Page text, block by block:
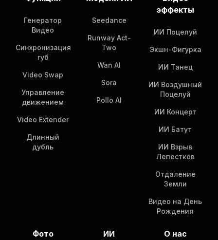
Генератор
Видео
Синхронизация
губ
Video Swap
Управление
движением
Video Extender
Длинный
дубль
Seedance
Runway Act-
Two
Wan AI
Sora
Pollo AI
эффекты
ИИ Поцелуй
Экшн-Фигурка
ИИ Танец
ИИ Воздушный
Поцелуй
ИИ Концерт
ИИ Батут
ИИ Взрыв
Лепестков
Отдаление
Земли
Видео на День
Рождения
Фото ИИ О нас